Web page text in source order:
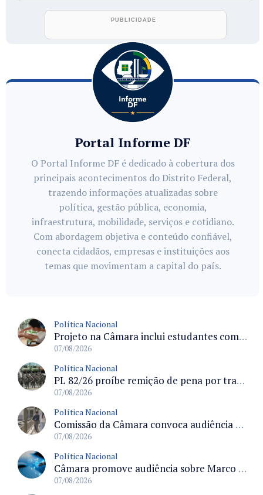
Portal Informe DF
O Portal Informe DF é dedicado à cobertura dos
principais acontecimentos do Distrito Federal,
trazendo informações atualizadas sobre
política, gestão pública, economia,
infraestrutura, mobilidade, serviços e cotidiano.
Com abordagem objetiva e conteúdo confiável,
conecta cidadãos, empresas e instituições aos
temas que movimentam a capital do país.
Política Nacional
Projeto na Câmara inclui estudantes com deficiência no regime escolar especial da LDB e estabelece critérios para frequência
07/08/2026
Política Nacional
PL 82/26 proíbe remição de pena por trabalho em funções militares para condenados por crimes contra o Estado Democrático de Direito
07/08/2026
Política Nacional
Comissão da Câmara convoca audiência para discutir misoginia nas escolas e universidades após divulgação de listas misóginas
07/08/2026
Política Nacional
Câmara promove audiência sobre Marco de Fomento à Economia Digital e impactos da inteligência artificial
07/08/2026